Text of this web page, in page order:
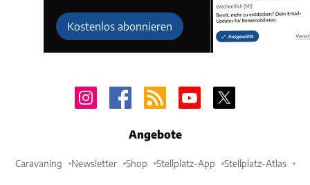
Kostenlos abonnieren
Angebote
Caravaning Newsletter Shop Stellplatz-App Stellplatz-Atlas